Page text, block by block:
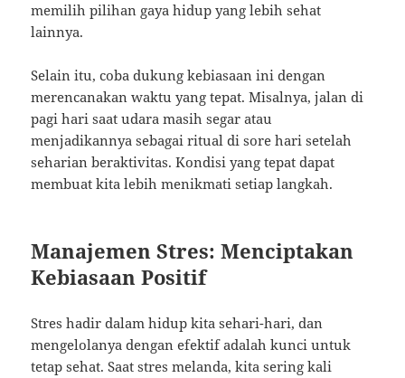
memilih pilihan gaya hidup yang lebih sehat
lainnya.
Selain itu, coba dukung kebiasaan ini dengan
merencanakan waktu yang tepat. Misalnya, jalan di
pagi hari saat udara masih segar atau
menjadikannya sebagai ritual di sore hari setelah
seharian beraktivitas. Kondisi yang tepat dapat
membuat kita lebih menikmati setiap langkah.
Manajemen Stres: Menciptakan
Kebiasaan Positif
Stres hadir dalam hidup kita sehari-hari, dan
mengelolanya dengan efektif adalah kunci untuk
tetap sehat. Saat stres melanda, kita sering kali